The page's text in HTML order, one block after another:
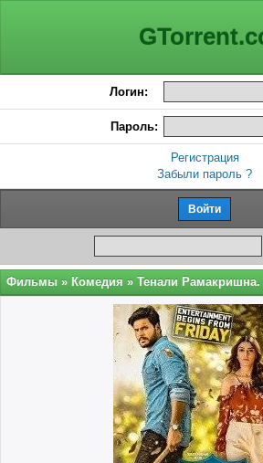
Логин:
Пароль:
Регистрация
Забыли пароль ?
Фильмы » Комедия » Тенали Рамакришна.